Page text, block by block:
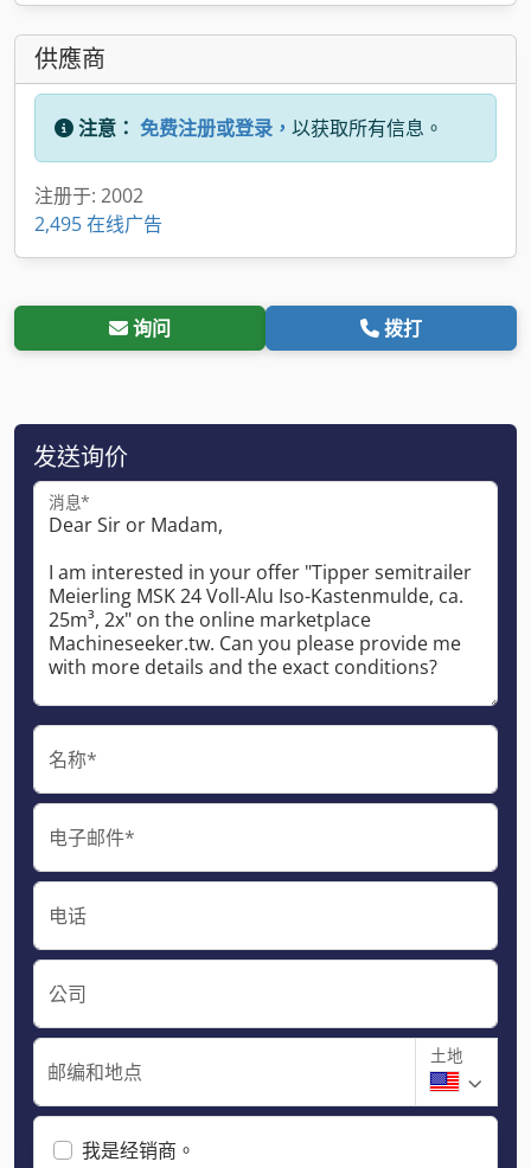
供應商
注意： 免费注册或登录， 以获取所有信息。
注册于: 2002
2,495 在线广告
询问 拨打
发送询价
消息*
名称*
电子邮件*
电话
公司
邮编和地点
土地
我是经销商。